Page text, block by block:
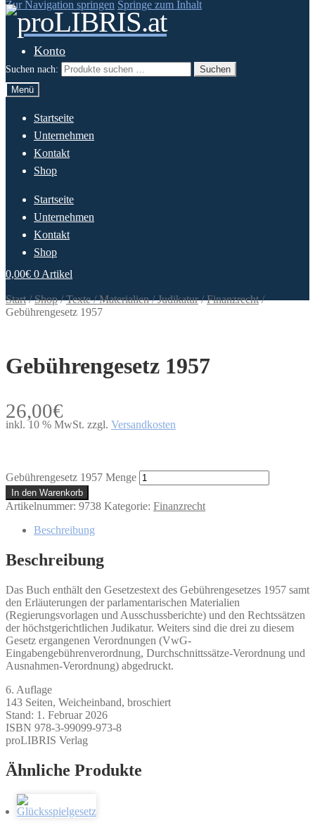
Zur Navigation springen Springe zum Inhalt
Konto
Suchen nach:
Suchen
Menü
Startseite
Unternehmen
Kontakt
Shop
Startseite
Unternehmen
Kontakt
Shop
0,00€ 0 Artikel
Start/Shop/Texte / Materialien / Judikatur/Finanzrecht/
Gebührengesetz 1957
Gebührengesetz 1957
26,00€
inkl. 10 % MwSt. zzgl. Versandkosten
Gebührengesetz 1957 Menge
In den Warenkorb
Artikelnummer: 9738 Kategorie: Finanzrecht
Beschreibung
Beschreibung
Das Buch enthält den Gesetzestext des Gebührengesetzes 1957 samt
den Erläuterungen der parlamentarischen Materialien
(Regierungsvorlagen und Ausschussberichte) und den Rechtssätzen
der höchstgerichtlichen Judikatur. Weiters sind die drei zu diesem
Gesetz ergangenen Verordnungen (VwG-
Eingabengebührenverordnung, Durchschnittssätze-Verordnung und
Ausnahmen-Verordnung) abgedruckt.
6. Auflage
143 Seiten, Weicheinband, broschiert
Stand: 1. Februar 2026
ISBN 978-3-99099-973-8
proLIBRIS Verlag
Ähnliche Produkte